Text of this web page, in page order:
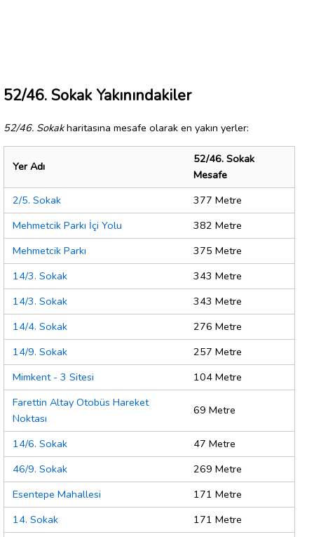
52/46. Sokak Yakınındakiler
52/46. Sokakharitasına mesafe olarak en yakın yerler:
Yer Adı
52/46. Sokak
Mesafe
2/5. Sokak
377 Metre
Mehmetcik Parkı İçi Yolu
382 Metre
Mehmetcik Parkı
375 Metre
14/3. Sokak
343 Metre
14/3. Sokak
343 Metre
14/4. Sokak
276 Metre
14/9. Sokak
257 Metre
Mimkent - 3 Sitesi
104 Metre
Farettin Altay Otobüs Hareket
Noktası
69 Metre
14/6. Sokak
47 Metre
46/9. Sokak
269 Metre
Esentepe Mahallesi
171 Metre
14. Sokak
171 Metre